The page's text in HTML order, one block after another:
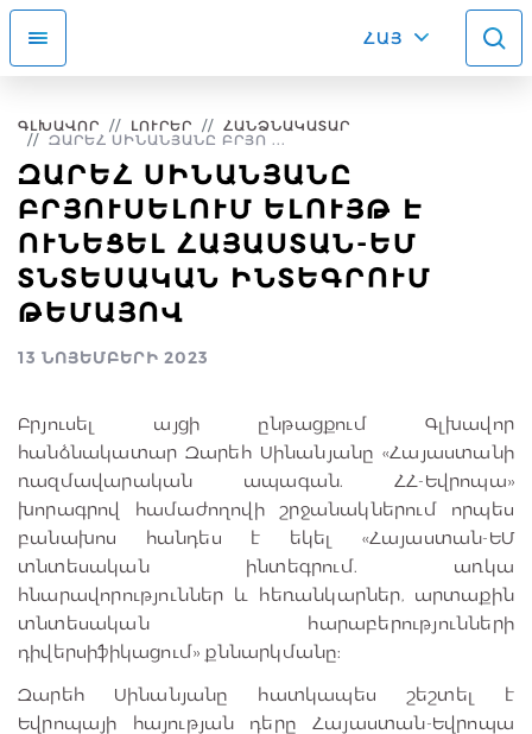
ՀԱՅ
ԳԼԽԱՎՈՐ ԼՈՒՐԵՐ
ՀԱՆՁՆԱԿԱՏԱՐ
ԶԱՐԵՀ ՍԻՆԱՆՅԱՆԸ ԲՐՅՈ ...
ԶԱՐԵՀ ՍԻՆԱՆՅԱՆԸ
ԲՐՅՈՒՍԵԼՈՒՄ ԵԼՈՒՅԹ Է
ՈՒՆԵՑԵԼ ՀԱՅԱՍՏԱՆ-ԵՄ
ՏՆՏԵՍԱԿԱՆ ԻՆՏԵԳՐՈՒՄ
ԹԵՄԱՅՈՎ
13 ՆՈՅԵՄԲԵՐԻ 2023
Բրյուսել այցի ընթացքում Գլխավոր
հանձնակատար Զարեհ Սինանյանը «Հայաստանի
ռազմավարական ապագան. ՀՀ-Եվրոպա»
խորագրով համաժողովի շրջանակներում որպես
բանախոս հանդես է եկել «Հայաստան-ԵՄ
տնտեսական ինտեգրում. առկա
հնարավորություններ և հեռանկարներ, արտաքին
տնտեսական հարաբերությունների
դիվերսիֆիկացում» քննարկմանը:
Զարեհ Սինանյանը հատկապես շեշտել է
Եվրոպայի հայության դերը Հայաստան-Եվրոպա